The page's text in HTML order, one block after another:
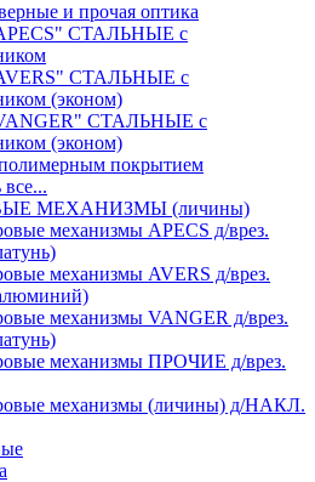
и прочая оптика
СТАЛЬНЫЕ с
СТАЛЬНЫЕ с
(эконом)
СТАЛЬНЫЕ с
(эконом)
покрытием
все...
МЕХАНИЗМЫ (личины)
механизмы APECS д/врез.
механизмы AVERS д/врез.
механизмы VANGER д/врез.
механизмы ПРОЧИЕ д/врез.
механизмы (личины) д/НАКЛ.